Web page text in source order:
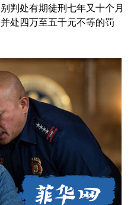
判处有期徒刑七年又十个月
处四万至五千元不等的罚